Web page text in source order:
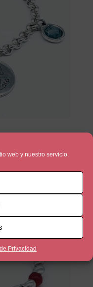
web y nuestro servicio.
Privacidad